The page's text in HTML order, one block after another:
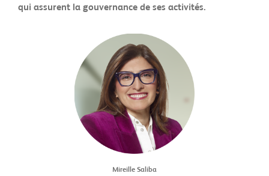
qui assurent la gouvernance de ses activités.
Mireille Saliba